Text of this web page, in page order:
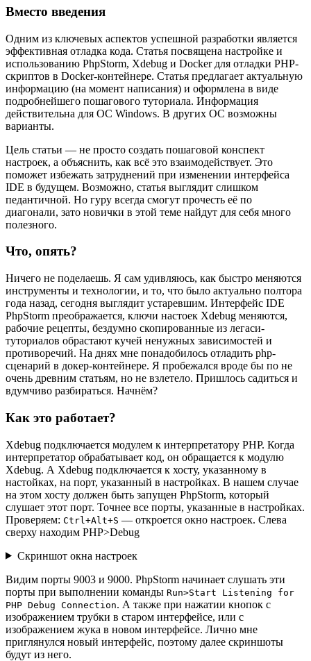
Вместо введения
Одним из ключевых аспектов успешной разработки является
эффективная отладка кода. Статья посвящена настройке и
использованию PhpStorm, Xdebug и Docker для отладки PHP-
скриптов в Docker-контейнере. Статья предлагает актуальную
информацию (на момент написания) и оформлена в виде
подробнейшего пошагового туториала. Информация
действительна для ОС Windows. В других ОС возможны
варианты.
Цель статьи — не просто создать пошаговой конспект
настроек, а объяснить, как всё это взаимодействует. Это
поможет избежать затруднений при изменении интерфейса
IDE в будущем. Возможно, статья выглядит слишком
педантичной. Но гуру всегда смогут прочесть её по
диагонали, зато новички в этой теме найдут для себя много
полезного.
Что, опять?
Ничего не поделаешь. Я сам удивляюсь, как быстро меняются
инструменты и технологии, и то, что было актуально полтора
года назад, сегодня выглядит устаревшим. Интерфейс IDE
PhpStorm преображается, ключи настоек Xdebug меняются,
рабочие рецепты, бездумно скопированные из легаси-
туториалов обрастают кучей ненужных зависимостей и
противоречий. На днях мне понадобилось отладить php-
сценарий в докер-контейнере. Я пробежался вроде бы по не
очень древним статьям, но не взлетело. Пришлось садиться и
вдумчиво разбираться. Начнём?
Как это работает?
Xdebug подключается модулем к интерпретатору PHP. Когда
интерпретатор обрабатывает код, он обращается к модулю
Xdebug. А Xdebug подключается к хосту, указанному в
настойках, на порт, указанный в настройках. В нашем случае
на этом хосту должен быть запущен PhpStorm, который
слушает этот порт. Точнее все порты, указанные в настройках.
Проверяем: Ctrl+Alt+S — откроется окно настроек. Слева
сверху находим PHP>Debug
Скриншот окна настроек
Видим порты 9003 и 9000. PhpStorm начинает слушать эти
порты при выполнении команды Run>Start Listening for
PHP Debug Connection. А также при нажатии кнопок с
изображением трубки в старом интерфейсе, или с
изображением жука в новом интерфейсе. Лично мне
приглянулся новый интерфейс, поэтому далее скриншоты
будут из него.